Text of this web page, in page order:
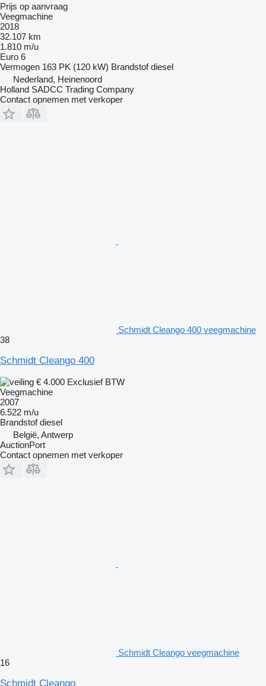
Prijs op aanvraag
Veegmachine
2018
32.107 km
1.810 m/u
Euro 6
Vermogen 163 PK (120 kW) Brandstof diesel
Nederland, Heinenoord
Holland SADCC Trading Company
Contact opnemen met verkoper
Schmidt Cleango 400 veegmachine
38
Schmidt Cleango 400
€ 4.000 Exclusief BTW
Veegmachine
2007
6.522 m/u
Brandstof diesel
België, Antwerp
AuctionPort
Contact opnemen met verkoper
Schmidt Cleango veegmachine
16
Schmidt Cleango